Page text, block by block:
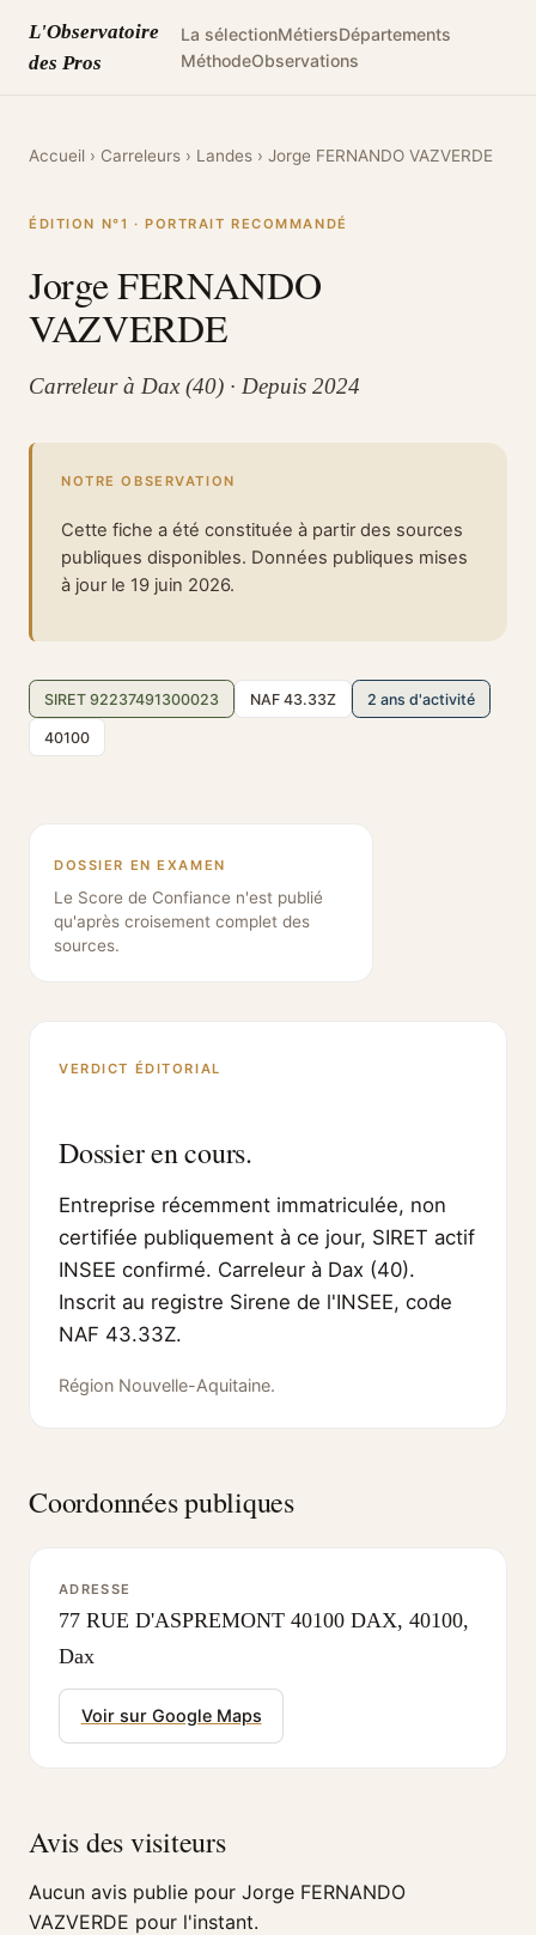
L'Observatoire
des Pros
La sélectionMétiersDépartements
MéthodeObservations
Accueil › Carreleurs › Landes › Jorge FERNANDO VAZVERDE
ÉDITION N°1 · PORTRAIT RECOMMANDÉ
Jorge FERNANDO
VAZVERDE
Carreleur à Dax (40) · Depuis 2024
NOTRE OBSERVATION
Cette fiche a été constituée à partir des sources
publiques disponibles. Données publiques mises
à jour le 19 juin 2026.
SIRET 92237491300023 NAF 43.33Z 2 ans d'activité
40100
DOSSIER EN EXAMEN
Le Score de Confiance n'est publié
qu'après croisement complet des
sources.
VERDICT ÉDITORIAL
Dossier en cours.
Entreprise récemment immatriculée, non
certifiée publiquement à ce jour, SIRET actif
INSEE confirmé. Carreleur à Dax (40).
Inscrit au registre Sirene de l'INSEE, code
NAF 43.33Z.
Région Nouvelle-Aquitaine.
Coordonnées publiques
ADRESSE
77 RUE D'ASPREMONT 40100 DAX, 40100,
Dax
Voir sur Google Maps
Avis des visiteurs
Aucun avis publie pour Jorge FERNANDO
VAZVERDE pour l'instant.